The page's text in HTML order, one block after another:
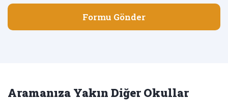
Formu Gönder
Aramanıza Yakın Diğer Okullar